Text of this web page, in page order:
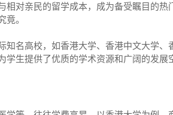
相对亲民的留学成本，成为备受瞩目的
竟。
知名高校，如香港大学、香港中文大学
学生提供了优质的学术资源和广阔的发展